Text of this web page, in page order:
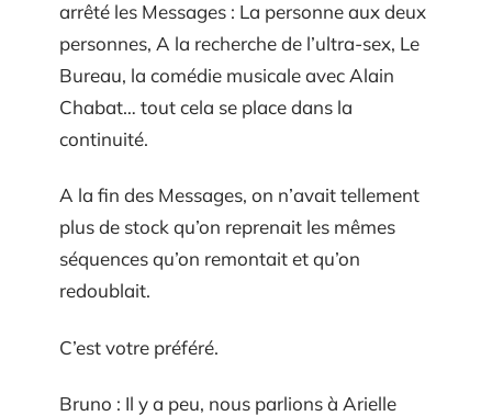
arrêté les Messages : La personne aux deux
personnes, A la recherche de l’ultra-sex, Le
Bureau, la comédie musicale avec Alain
Chabat… tout cela se place dans la
continuité.
A la fin des Messages, on n’avait tellement
plus de stock qu’on reprenait les mêmes
séquences qu’on remontait et qu’on
redoublait.
C’est votre préféré.
Bruno : Il y a peu, nous parlions à Arielle